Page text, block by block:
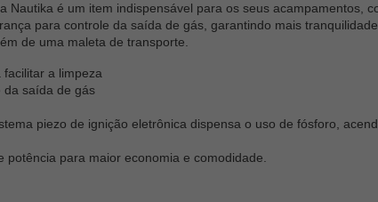
Nautika é um item indispensável para os seus acampamentos,
para controle da saída de gás, garantindo mais
de uma maleta de transporte.
a limpeza
da saída de gás
piezo de ignição eletrônica dispensa o uso de fósforo,
potência para maior economia e comodidade.